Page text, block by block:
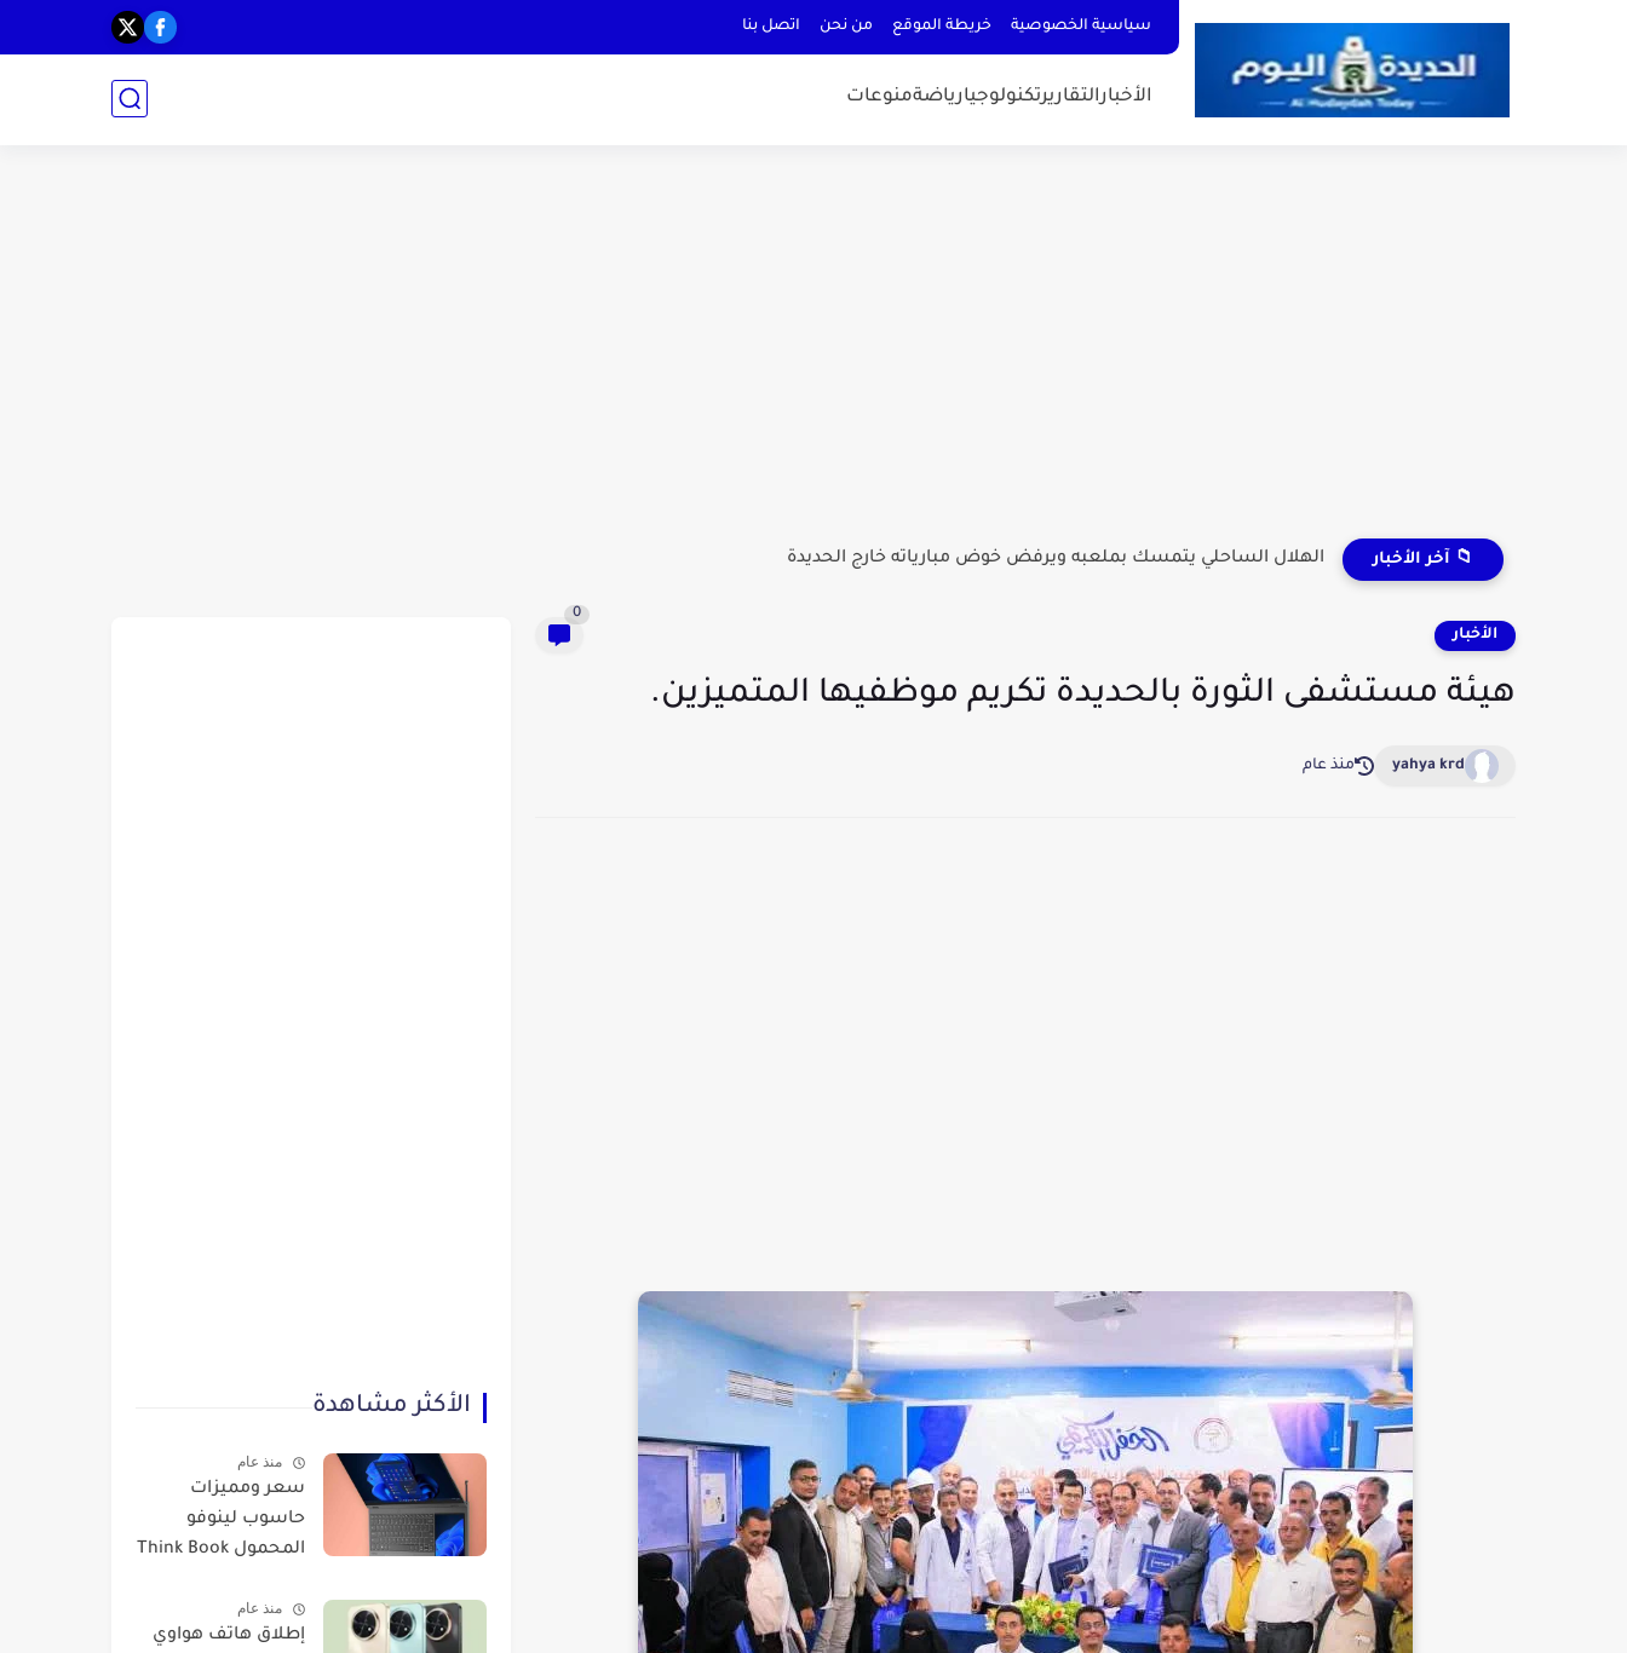
سياسية الخصوصية خريطة الموقع من نحن اتصل بنا
الأخبارالتقاريرتكنولوجيارياضةمنوعات
📁 آخر الأخبار الهلال الساحلي يتمسك بملعبه ويرفض خوض مبارياته خارج الحديدة
الأخبار
0
هيئة مستشفى الثورة بالحديدة تكريم موظفيها المتميزين.
yahya krd منذ عام
الأكثر مشاهدة
منذ عام
سعر ومميزات
حاسوب لينوفو
المحمول Think Book
منذ عام
​إطلاق هاتف هواوي